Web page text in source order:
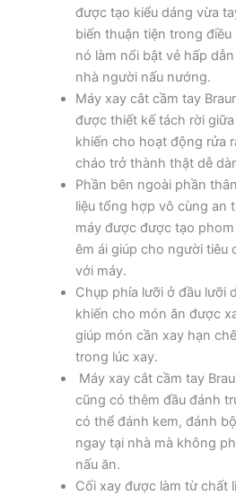
được tạo kiểu dáng vừa
biến thuận tiện trong
nó làm nổi bật vẻ hấp
nhà người nấu nướng.
Máy xay cắt cầm tay
được thiết kế tách rời
khiến cho hoạt động rửa
cháo trở thành thật dễ
Phần bên ngoài phần
liệu tổng hợp vô cùng an
máy được được tạo
êm ái giúp cho người tiêu
với máy.
Chụp phía lưỡi ở đầu lưỡi
khiến cho món ăn được
giúp món cần xay hạn
trong lúc xay.
Máy xay cắt cầm tay
cũng có thêm đầu đánh
có thể đánh kem, đánh
ngay tại nhà mà không
nấu ăn.
Cối xay được làm từ chất